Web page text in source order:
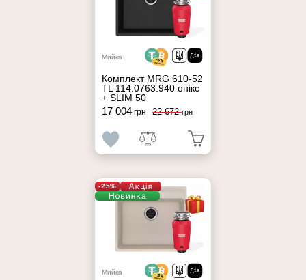
Мийка
Комплект MRG 610-52
TL 114.0763.940 онікс
+ SLIM 50
17 004 грн 22 672грн
-25%
Мийка